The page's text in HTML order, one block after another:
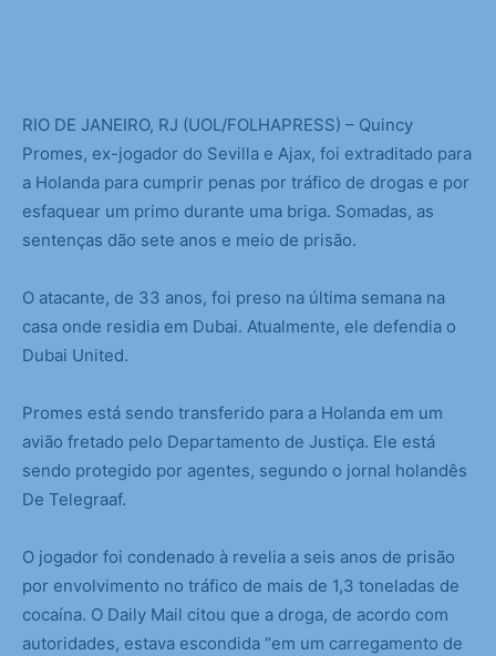
RIO DE JANEIRO, RJ (UOL/FOLHAPRESS) – Quincy
Promes, ex-jogador do Sevilla e Ajax, foi extraditado para
a Holanda para cumprir penas por tráfico de drogas e por
esfaquear um primo durante uma briga. Somadas, as
sentenças dão sete anos e meio de prisão.
O atacante, de 33 anos, foi preso na última semana na
casa onde residia em Dubai. Atualmente, ele defendia o
Dubai United.
Promes está sendo transferido para a Holanda em um
avião fretado pelo Departamento de Justiça. Ele está
sendo protegido por agentes, segundo o jornal holandês
De Telegraaf.
O jogador foi condenado à revelia a seis anos de prisão
por envolvimento no tráfico de mais de 1,3 toneladas de
cocaína. O Daily Mail citou que a droga, de acordo com
autoridades, estava escondida “em um carregamento de